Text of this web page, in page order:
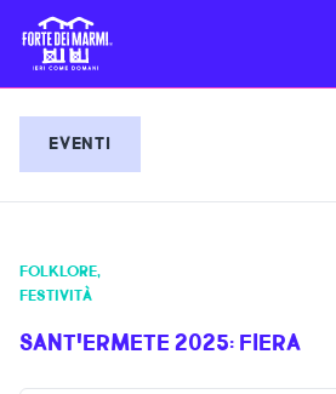
EVENTI
NOTIZIE
EVENTI
FOLKLORE,
FESTIVITÀ
SANT'ERMETE 2025: FIERA